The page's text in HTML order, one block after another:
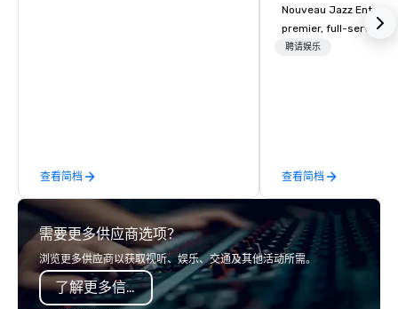
查看简档
Nouveau Jazz
premier, full-service
entertainment
enthusiasm after every
makes our approach
"Recognition Factor."
audience hears a
Spears, Bruno Mars,
melody reimagined
聘请娱乐
查看简档
需要更多供应商选项？
浏览更多供应商以获取视听、娱乐、交通及其他活动所需。
了解更多信息